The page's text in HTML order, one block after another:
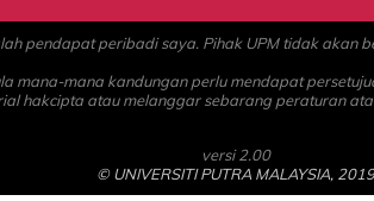
pendapat peribadi saya. Pihak UPM tidak akan
mana-mana kandungan perlu mendapat
hakcipta atau melanggar sebarang peraturan
versi 2.00
© UNIVERSITI PUTRA MALAYSIA, 2019